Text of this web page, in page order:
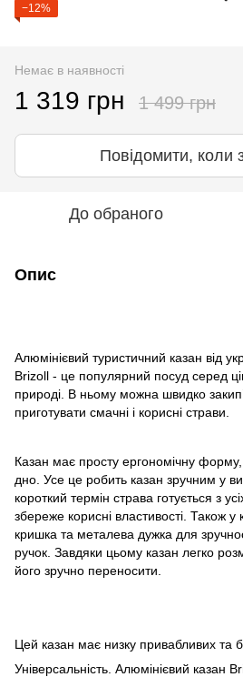
−12%
Немає в наявності
1 319 грн 1 499 грн
Повідомити, коли
До обраного
Опис
Алюмінієвий туристичний казан від
Brizoll - це популярний посуд серед
природі. В ньому можна швидко
приготувати смачні і корисні страви.
Казан має просту ергономічну форму,
дно. Усе це робить казан зручним у
короткий термін страва готується з
збереже корисні властивості. Також у
кришка та металева дужка для
ручок. Завдяки цьому казан легко
його зручно переносити.
Цей казан має низку привабливих та
Універсальність. Алюмінієвий казан